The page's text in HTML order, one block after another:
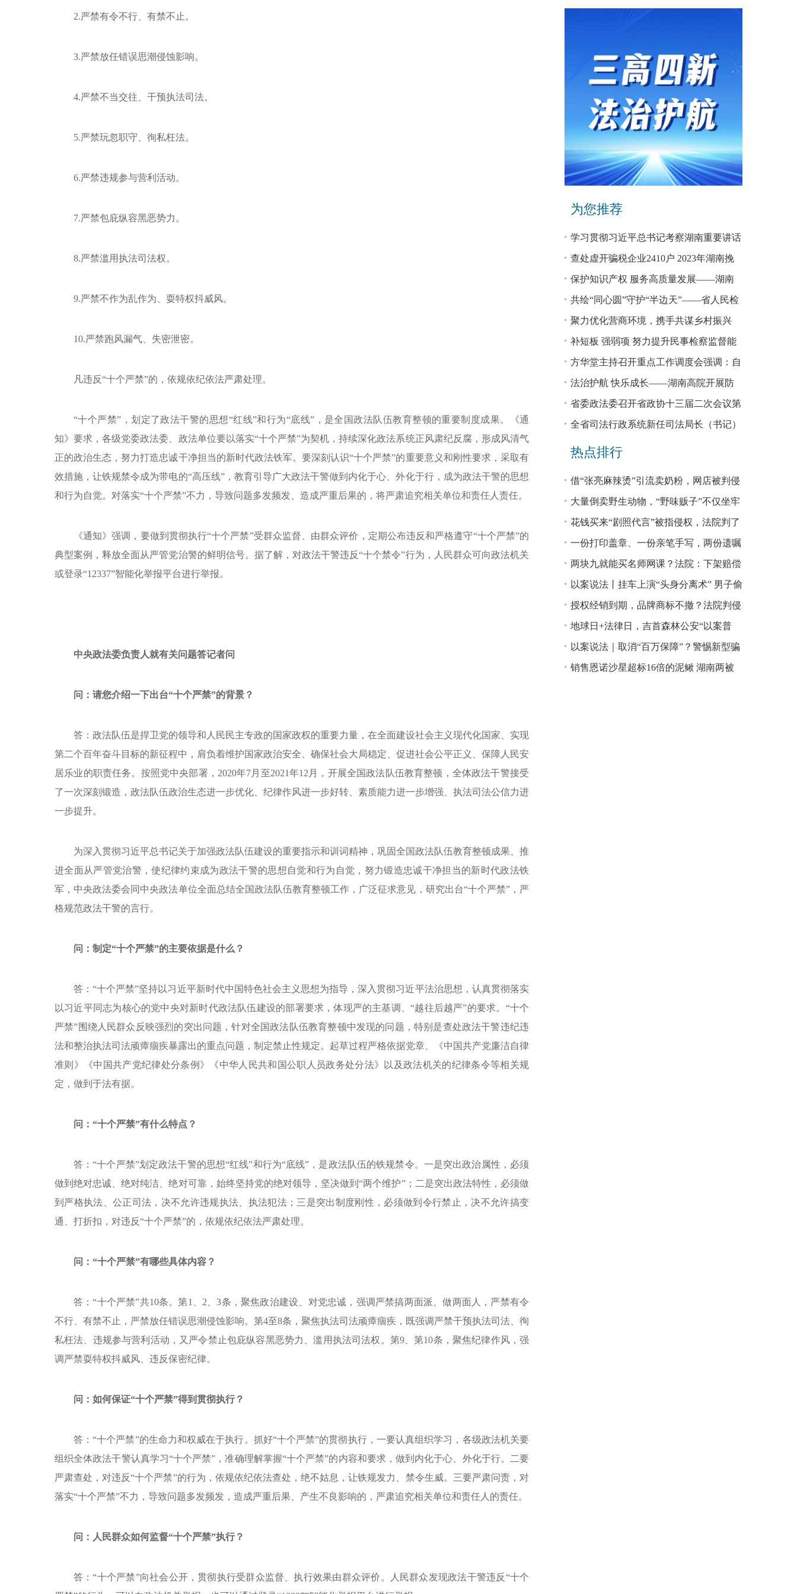
2.严禁有令不行、有禁不止。
3.严禁放任错误思潮侵蚀影响。
4.严禁不当交往、干预执法司法。
5.严禁玩忽职守、徇私枉法。
6.严禁违规参与营利活动。
7.严禁包庇纵容黑恶势力。
8.严禁滥用执法司法权。
9.严禁不作为乱作为、耍特权抖威风。
10.严禁跑风漏气、失密泄密。
凡违反“十个严禁”的，依规依纪依法严肃处理。
“十个严禁”，划定了政法干警的思想“红线”和行为“底线”，是全国政法队伍教育整顿的重要制度成果。《通
知》要求，各级党委政法委、政法单位要以落实“十个严禁”为契机，持续深化政法系统正风肃纪反腐，形成风清气
正的政治生态，努力打造忠诚干净担当的新时代政法铁军。要深刻认识“十个严禁”的重要意义和刚性要求，采取有
效措施，让铁规禁令成为带电的“高压线”，教育引导广大政法干警做到内化于心、外化于行，成为政法干警的思想
和行为自觉。对落实“十个严禁”不力，导致问题多发频发、造成严重后果的，将严肃追究相关单位和责任人责任。
《通知》强调，要做到贯彻执行“十个严禁”受群众监督、由群众评价，定期公布违反和严格遵守“十个严禁”的
典型案例，释放全面从严管党治警的鲜明信号。据了解，对政法干警违反“十个禁令”行为，人民群众可向政法机关
或登录“12337”智能化举报平台进行举报。
中央政法委负责人就有关问题答记者问
问：请您介绍一下出台“十个严禁”的背景？
答：政法队伍是捍卫党的领导和人民民主专政的国家政权的重要力量，在全面建设社会主义现代化国家、实现
第二个百年奋斗目标的新征程中，肩负着维护国家政治安全、确保社会大局稳定、促进社会公平正义、保障人民安
居乐业的职责任务。按照党中央部署，2020年7月至2021年12月，开展全国政法队伍教育整顿，全体政法干警接受
了一次深刻锻造，政法队伍政治生态进一步优化、纪律作风进一步好转、素质能力进一步增强、执法司法公信力进
一步提升。
为深入贯彻习近平总书记关于加强政法队伍建设的重要指示和训词精神，巩固全国政法队伍教育整顿成果、推
进全面从严管党治警，使纪律约束成为政法干警的思想自觉和行为自觉，努力锻造忠诚干净担当的新时代政法铁
军，中央政法委会同中央政法单位全面总结全国政法队伍教育整顿工作，广泛征求意见，研究出台“十个严禁”，严
格规范政法干警的言行。
问：制定“十个严禁”的主要依据是什么？
答：“十个严禁”坚持以习近平新时代中国特色社会主义思想为指导，深入贯彻习近平法治思想，认真贯彻落实
以习近平同志为核心的党中央对新时代政法队伍建设的部署要求，体现严的主基调、“越往后越严”的要求。“十个
严禁”围绕人民群众反映强烈的突出问题，针对全国政法队伍教育整顿中发现的问题，特别是查处政法干警违纪违
法和整治执法司法顽瘴痼疾暴露出的重点问题，制定禁止性规定。起草过程严格依据党章、《中国共产党廉洁自律
准则》《中国共产党纪律处分条例》《中华人民共和国公职人员政务处分法》以及政法机关的纪律条令等相关规
定，做到于法有据。
问：“十个严禁”有什么特点？
答：“十个严禁”划定政法干警的思想“红线”和行为“底线”，是政法队伍的铁规禁令。一是突出政治属性，必须
做到绝对忠诚、绝对纯洁、绝对可靠，始终坚持党的绝对领导，坚决做到“两个维护”；二是突出政法特性，必须做
到严格执法、公正司法，决不允许违规执法、执法犯法；三是突出制度刚性，必须做到令行禁止，决不允许搞变
通、打折扣，对违反“十个严禁”的，依规依纪依法严肃处理。
问：“十个严禁”有哪些具体内容？
答：“十个严禁”共10条。第1、2、3条，聚焦政治建设、对党忠诚，强调严禁搞两面派、做两面人，严禁有令
不行、有禁不止，严禁放任错误思潮侵蚀影响。第4至8条，聚焦执法司法顽瘴痼疾，既强调严禁干预执法司法、徇
私枉法、违规参与营利活动，又严令禁止包庇纵容黑恶势力、滥用执法司法权。第9、第10条，聚焦纪律作风，强
调严禁耍特权抖威风、违反保密纪律。
问：如何保证“十个严禁”得到贯彻执行？
答：“十个严禁”的生命力和权威在于执行。抓好“十个严禁”的贯彻执行，一要认真组织学习，各级政法机关要
组织全体政法干警认真学习“十个严禁”，准确理解掌握“十个严禁”的内容和要求，做到内化于心、外化于行。二要
严肃查处，对违反“十个严禁”的行为，依规依纪依法查处，绝不姑息，让铁规发力、禁令生威。三要严肃问责，对
落实“十个严禁”不力，导致问题多发频发，造成严重后果、产生不良影响的，严肃追究相关单位和责任人的责任。
问：人民群众如何监督“十个严禁”执行？
答：“十个严禁”向社会公开，贯彻执行受群众监督、执行效果由群众评价。人民群众发现政法干警违反“十个
为您推荐
学习贯彻习近平总书记考察湖南重要讲话
和指示精神专题研讨班开班
查处虚开骗税企业2410户 2023年湖南挽
回税款损失48.2亿元
保护知识产权 服务高质量发展——湖南
省公安厅公布打击侵犯知识产权犯罪10起
典型案例
共绘“同心圆”守护“半边天”——省人民检
察院、省妇联共同主办检察开放日活动
聚力优化营商环境，携手共谋乡村振兴
—— 省法院驻大坪村工作队、村“两委”干
部赴企参观学习调研
补短板 强弱项 努力提升民事检察监督能
力
方华堂主持召开重点工作调度会强调：自
我加压 砥砺奋进 推动工作更有成效 更加
出彩
法治护航 快乐成长——湖南高院开展防
欺凌、防性侵公益普法宣讲
省委政法委召开省政协十三届二次会议第
0327号提案办理座谈会
全省司法行政系统新任司法局长（书记）
培训班开班 方华堂作专题辅导
热点排行
借“张亮麻辣烫”引流卖奶粉，网店被判侵
权！
大量倒卖野生动物，“野味贩子”不仅坐牢
还得赔钱
花钱买来“剧照代言”被指侵权，法院判了
一份打印盖章、一份亲笔手写，两份遗嘱
谁说了算？
两块九就能买名师网课？法院：下架赔偿
以案说法丨挂车上演“头身分离术” 男子偷
逃高速通行费获刑
授权经销到期，品牌商标不撤？法院判侵
权！
地球日+法律日，吉首森林公安“以案普
法”
以案说法｜取消“百万保障”？警惕新型骗
局！
销售恩诺沙星超标16倍的泥鳅 湖南两被